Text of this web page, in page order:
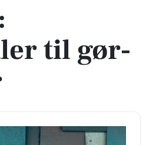
til gør-